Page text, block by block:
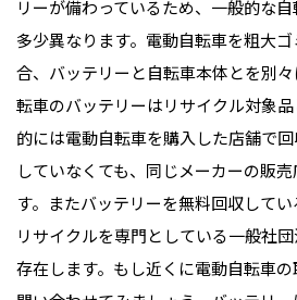
リーが備わっているため、一般的な
多少異なります。電動自転車を粗大
合、バッテリーと自転車本体とを別
転車のバッテリーはリサイクル対象
的には電動自転車を購入した店舗で
していなくても、同じメーカーの販
す。またバッテリーを無料回収して
リサイクルを専門としている一般社
存在します。もし近くに電動自転車